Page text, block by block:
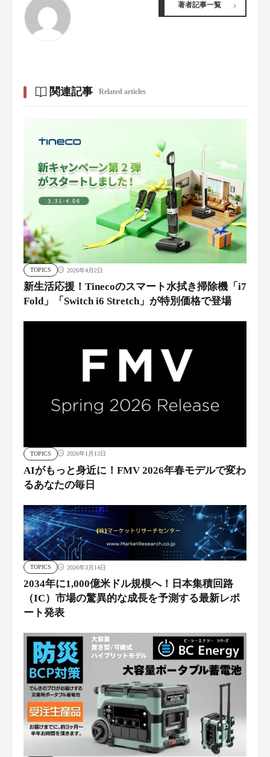
著者記事一覧
関連記事 Related articles
TOPICS 2026年4月2日
新生活応援！Tinecoのスマート水拭き掃除機「i7
Fold」「Switch i6 Stretch」が特別価格で登場
TOPICS 2026年1月13日
AIがもっと身近に！FMV 2026年春モデルで変わ
るあなたの毎日
TOPICS 2026年3月14日
2034年に1,000億米ドル規模へ！日本集積回路
（IC）市場の驚異的な成長を予測する最新レポ
ート発表